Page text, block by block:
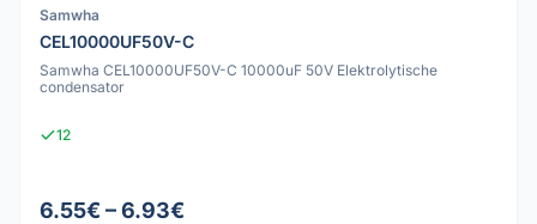
Samwha
CEL10000UF50V-C
Samwha CEL10000UF50V-C 10000uF 50V Elektrolytische
condensator
12
6.55€ – 6.93€